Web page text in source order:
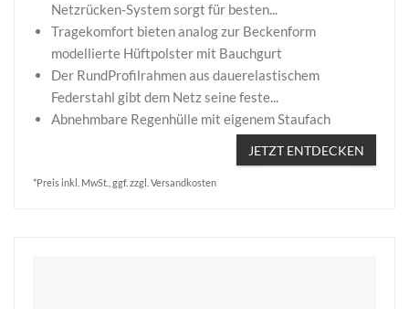
Netzrücken-System sorgt für besten...
Tragekomfort bieten analog zur Beckenform
modellierte Hüftpolster mit Bauchgurt
Der RundProfilrahmen aus dauerelastischem
Federstahl gibt dem Netz seine feste...
Abnehmbare Regenhülle mit eigenem Staufach
JETZT ENTDECKEN
*Preis inkl. MwSt., ggf. zzgl. Versandkosten